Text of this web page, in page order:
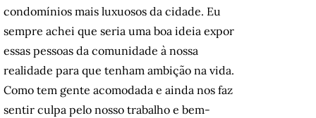
condomínios mais luxuosos da cidade. Eu
sempre achei que seria uma boa ideia expor
essas pessoas da comunidade à nossa
realidade para que tenham ambição na vida.
Como tem gente acomodada e ainda nos faz
sentir culpa pelo nosso trabalho e bem-